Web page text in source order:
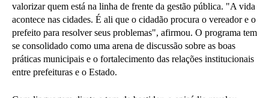
valorizar quem está na linha de frente da gestão pública. "A vida
acontece nas cidades. É ali que o cidadão procura o vereador e o
prefeito para resolver seus problemas", afirmou. O programa tem
se consolidado como uma arena de discussão sobre as boas
práticas municipais e o fortalecimento das relações institucionais
entre prefeituras e o Estado.